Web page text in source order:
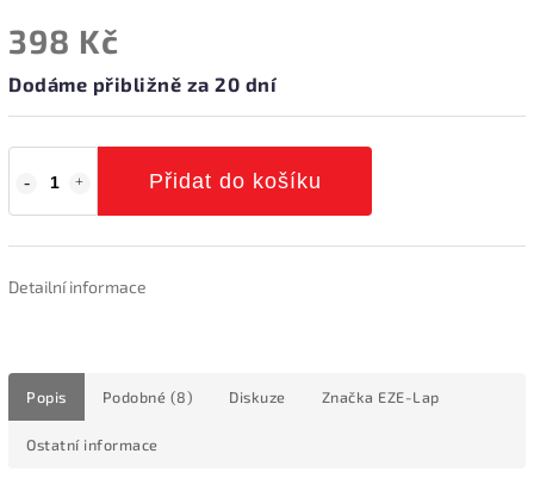
398 Kč
Dodáme přibližně za 20 dní
Přidat do košíku
Detailní informace
Popis Podobné (8) Diskuze Značka EZE-Lap
Ostatní informace